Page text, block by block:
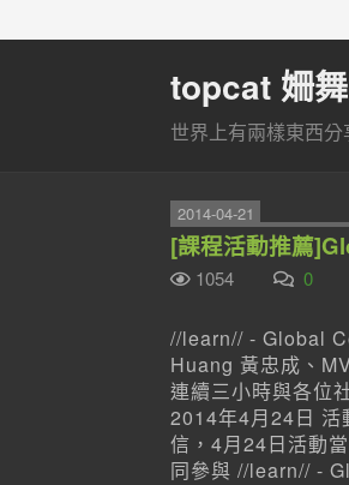
topcat 姍
世界上有兩樣東西
2014-04-21
[課程活動推薦
1054 0
//learn// - Global
Huang 黃忠成、
連續三小時與各位
2014年4月24日 活
信，4月24日活動
同參與 //learn// -